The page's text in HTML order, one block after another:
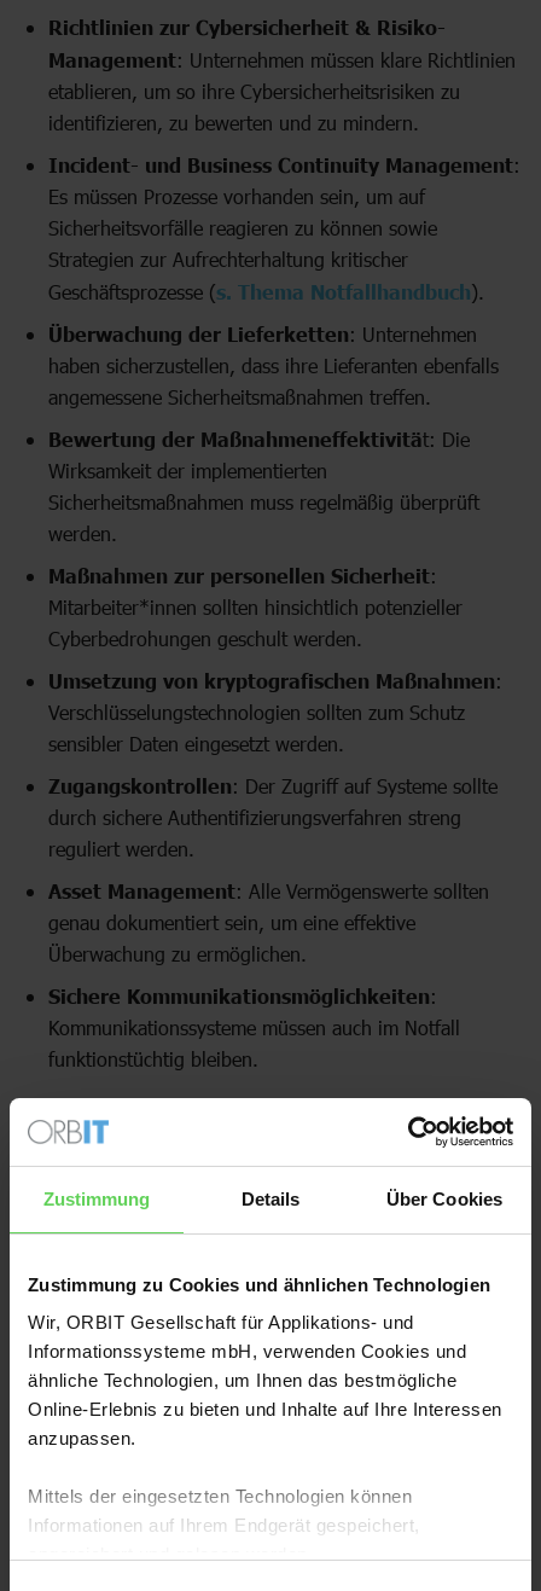
Zustimmung Details Über Cookies
Zustimmung zu Cookies und ähnlichen Technologien
Wir, ORBIT Gesellschaft für Applikations- und
Informationssysteme mbH, verwenden Cookies und
ähnliche Technologien, um Ihnen das bestmögliche
Online-Erlebnis zu bieten und Inhalte auf Ihre Interessen
anzupassen.
Mittels der eingesetzten Technologien können
Informationen auf Ihrem Endgerät gespeichert,
Richtlinien zur Cybersicherheit & Risiko-
Management: Unternehmen müssen klare Richtlinien
etablieren, um so ihre Cybersicherheitsrisiken zu
identifizieren, zu bewerten und zu mindern.
Incident- und Business Continuity Management:
Es müssen Prozesse vorhanden sein, um auf
Sicherheitsvorfälle reagieren zu können sowie
Strategien zur Aufrechterhaltung kritischer
Geschäftsprozesse (s. Thema Notfallhandbuch).
Überwachung der Lieferketten: Unternehmen
haben sicherzustellen, dass ihre Lieferanten ebenfalls
angemessene Sicherheitsmaßnahmen treffen.
Bewertung der Maßnahmeneffektivität: Die
Wirksamkeit der implementierten
Sicherheitsmaßnahmen muss regelmäßig überprüft
werden.
Maßnahmen zur personellen Sicherheit:
Mitarbeiter*innen sollten hinsichtlich potenzieller
Cyberbedrohungen geschult werden.
Umsetzung von kryptografischen Maßnahmen:
Verschlüsselungstechnologien sollten zum Schutz
sensibler Daten eingesetzt werden.
Zugangskontrollen: Der Zugriff auf Systeme sollte
durch sichere Authentifizierungsverfahren streng
reguliert werden.
Asset Management: Alle Vermögenswerte sollten
genau dokumentiert sein, um eine effektive
Überwachung zu ermöglichen.
Sichere Kommunikationsmöglichkeiten:
Kommunikationssysteme müssen auch im Notfall
funktionstüchtig bleiben.
Die genannten
sollen nach dem aktuellen
NIS2-Richtlinie PDF 89) enthält daher ergänzende
Zero Trust-Grundsätze
Gerätekonfiguration
regelmäßige Softwareupdates
Netzwerksegmentierung
die Nutzung künstlicher Intelligenz